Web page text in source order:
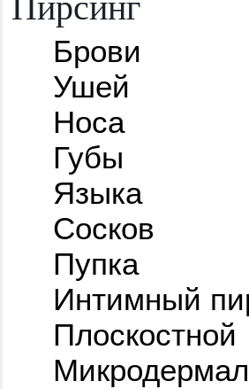
Брови
Ушей
Носа
Губы
Языка
Сосков
Пупка
Интимный
Плоскостной